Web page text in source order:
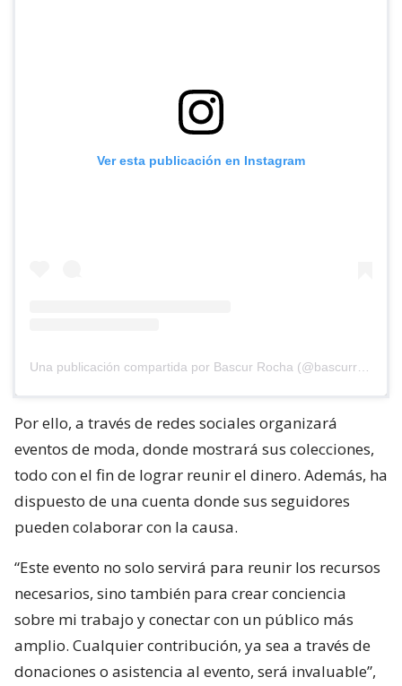
Ver esta publicación en Instagram
Por ello, a través de redes sociales organizará
eventos de moda, donde mostrará sus colecciones,
todo con el fin de lograr reunir el dinero. Además, ha
dispuesto de una cuenta donde sus seguidores
pueden colaborar con la causa.
“Este evento no solo servirá para reunir los recursos
necesarios, sino también para crear conciencia
sobre mi trabajo y conectar con un público más
amplio. Cualquier contribución, ya sea a través de
donaciones o asistencia al evento, será invaluable”,